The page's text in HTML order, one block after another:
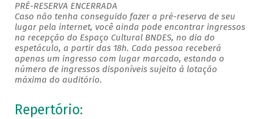
PRÉ-RESERVA ENCERRADA
Caso não tenha conseguido fazer a pré-reserva de seu
lugar pela internet, você ainda pode encontrar ingressos
na recepção do Espaço Cultural BNDES, no dia do
espetáculo, a partir das 18h. Cada pessoa receberá
apenas um ingresso com lugar marcado, estando o
número de ingressos disponíveis sujeito à lotação
máxima do auditório.
Repertório: